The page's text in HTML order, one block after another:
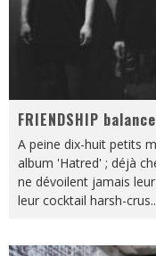
FRIENDSHIP
A peine dix-huit petits
album 'Hatred' ; déjà
ne dévoilent jamais
leur cocktail harsh-crus